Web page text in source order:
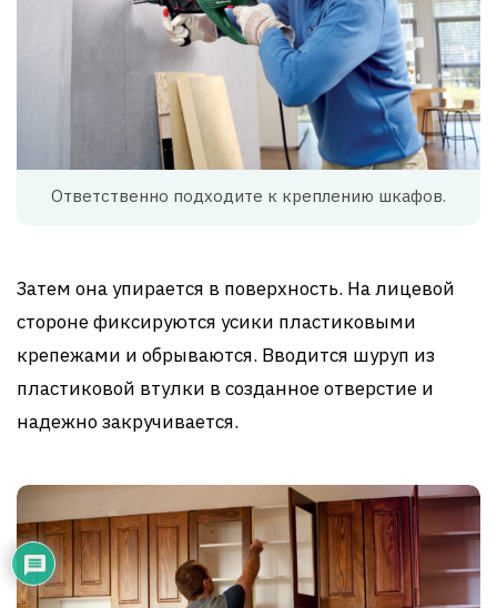
Ответственно подходите к креплению шкафов.
Затем она упирается в поверхность. На лицевой
стороне фиксируются усики пластиковыми
крепежами и обрываются. Вводится шуруп из
пластиковой втулки в созданное отверстие и
надежно закручивается.